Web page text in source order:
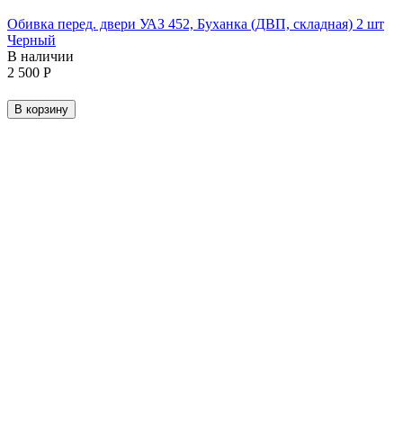
Обивка перед. двери УАЗ 452, Буханка (ДВП, складная) 2 шт
Черный
В наличии
2 500 Р
В корзину